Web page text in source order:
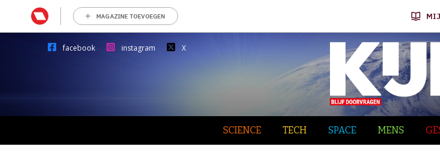
MAGAZINE TOEVOEGEN
facebook instagram X
SCIENCE TECH SPACE MENS